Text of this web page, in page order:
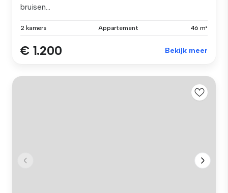
bruisen...
2 kamers Appartement 46 m²
€ 1.200 Bekijk meer